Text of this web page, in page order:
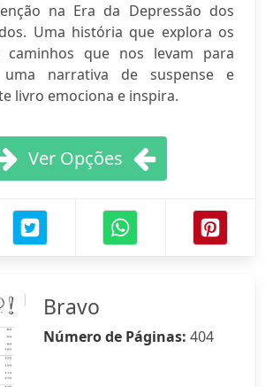
na Era da Depressão dos
Uma história que explora os
caminhos que nos levam para
uma narrativa de suspense e
livro emociona e inspira.
Ver Opções
Bravo
Número de Páginas: 404